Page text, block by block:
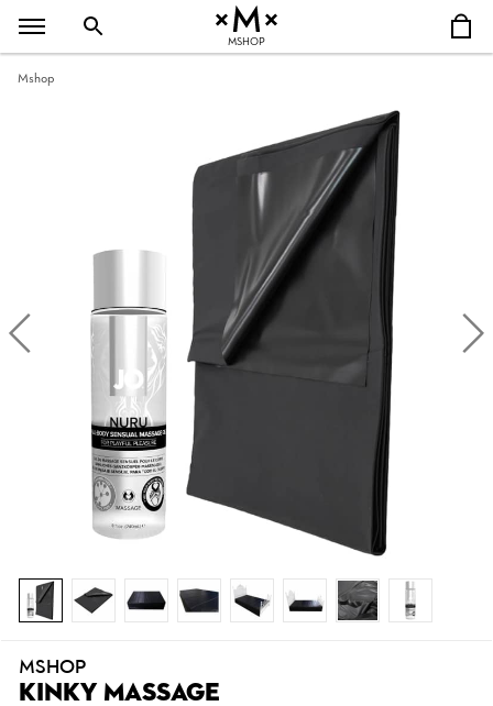
MSHOP
Mshop
MSHOP
KINKY MASSAGE